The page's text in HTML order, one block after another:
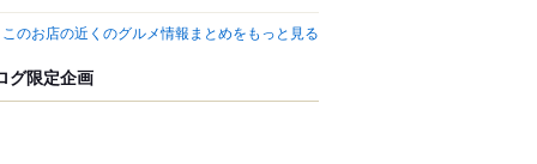
このお店の近くのグルメ情報まとめをもっと見る
グ限定企画